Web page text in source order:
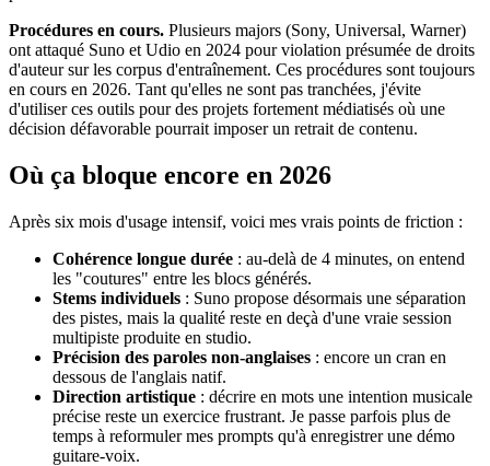
Procédures en cours. Plusieurs majors (Sony, Universal, Warner)
ont attaqué Suno et Udio en 2024 pour violation présumée de droits
d'auteur sur les corpus d'entraînement. Ces procédures sont toujours
en cours en 2026. Tant qu'elles ne sont pas tranchées, j'évite
d'utiliser ces outils pour des projets fortement médiatisés où une
décision défavorable pourrait imposer un retrait de contenu.
Où ça bloque encore en 2026
Après six mois d'usage intensif, voici mes vrais points de friction :
Cohérence longue durée : au-delà de 4 minutes, on entend
les "coutures" entre les blocs générés.
Stems individuels : Suno propose désormais une séparation
des pistes, mais la qualité reste en deçà d'une vraie session
multipiste produite en studio.
Précision des paroles non-anglaises : encore un cran en
dessous de l'anglais natif.
Direction artistique : décrire en mots une intention musicale
précise reste un exercice frustrant. Je passe parfois plus de
temps à reformuler mes prompts qu'à enregistrer une démo
guitare-voix.